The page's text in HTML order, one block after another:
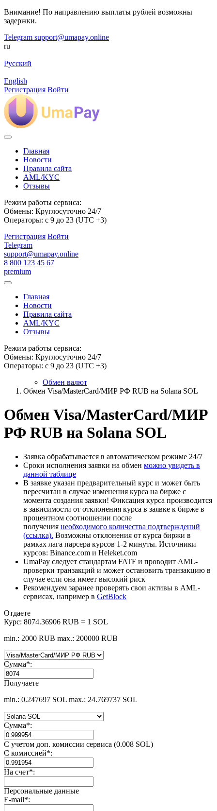
Внимание! По направлению выплаты рублей возможны
задержки.
Telegram support@umapay.online
ru
Русский
English
Регистрация Войти
Главная
Новости
Правила сайта
AML/KYC
Отзывы
Режим работы сервиса:
Обмены: Круглосуточно 24/7
Операторы: с 9 до 23 (UTC +3)
Регистрация Войти
Telegram
support@umapay.online
8 800 123 45 67
premium
Главная
Новости
Правила сайта
AML/KYC
Отзывы
Режим работы сервиса:
Обмены: Круглосуточно 24/7
Операторы: с 9 до 23 (UTC +3)
Обмен валют
Обмен Visa/MasterCard/МИР РФ RUB на Solana SOL
Обмен Visa/MasterCard/МИР
РФ RUB на Solana SOL
Заявка обрабатывается в автоматическом режиме 24/7
Сроки исполнения заявки на обмен можно увидеть в
данной таблице
В заявке указан предварительный курс и может быть
пересчитан в случае изменения курса на бирже с
момента создания заявки! Фиксация курса производится
в зависимости от отклонения курса в заявке к бирже в
процентном соотношении после
получения необходимого количества подтверждений
(ссылка). Возможны отклонения от курса биржи в
рамках лага парсера курсов 1-2 минуты. Источники
курсов: Binance.com и Heleket.com
UmaPay следует стандартам FATF и проводит AML-
проверки транзакций и может остановить транзакцию в
случае если она имеет высокий риск
Рекомендуем заранее проверять свои активы в AML-
сервисах, например в GetBlock
Отдаете
Курс: 8074.36906 RUB = 1 SOL
min.: 2000 RUB max.: 200000 RUB
Сумма*:
Получаете
min.: 0.247697 SOL max.: 24.769737 SOL
Сумма*:
С учетом доп. комиссии сервиса (0.008 SOL)
С комиссией*:
На счет*:
Персональные данные
E-mail*: